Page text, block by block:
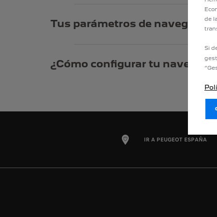
Tus parámetros de
¿Cómo configurar tu
IR A PEUGEOT ESPAÑA
de
Si